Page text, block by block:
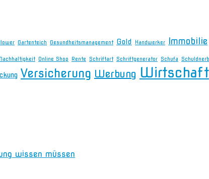
Gartenteich Gesundheitsmanagement Gold Handwerker Immobilie
Online Shop Rente Schriftart Schriftgenerator Schufa
Versicherung Werbung Wirtschaft
wissen müssen